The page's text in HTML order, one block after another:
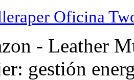
Oficina
- Leather
gestión